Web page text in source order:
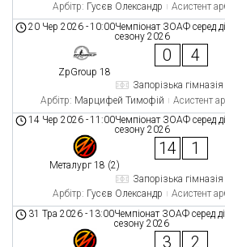
Арбітр: Гусєв Олександр Асистент
Чемпіонат ЗОАФ серед
сезону 2026
20 Чер 2026 -10:00
ZpGroup 18
0 4
Запорізька
Арбітр: Марцифей Тимофій Асистент
Чемпіонат ЗОАФ серед
сезону 2026
14 Чер 2026 -11:00
Металург 18 (2)
14 1
Запорізька
Арбітр: Гусєв Олександр Асистент
Чемпіонат ЗОАФ серед
сезону 2026
31 Тра 2026 -13:00
3 2